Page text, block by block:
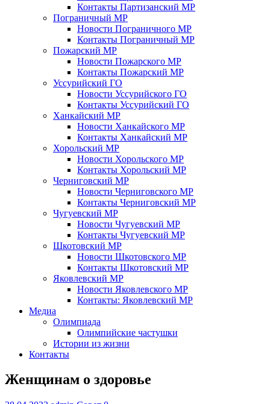
Контакты Партизанский МР
Пограничный МР
Новости Пограничного МР
Контакты Пограничный МР
Пожарский МР
Новости Пожарского МР
Контакты Пожарский МР
Уссурийский ГО
Новости Уссурийского ГО
Контакты Уссурийский ГО
Ханкайский МР
Новости Ханкайского МР
Контакты Ханкайский МР
Хорольский МР
Новости Хорольского МР
Контакты Хорольский МР
Черниговский МР
Новости Черниговского МР
Контакты Черниговский МР
Чугуевский МР
Новости Чугуевский МР
Контакты Чугуевский МР
Шкотовский МР
Новости Шкотовского МР
Контакты Шкотовский МР
Яковлевский МР
Новости Яковлевского МР
Контакты: Яковлевский МР
Медиа
Олимпиада
Олимпийские частушки
Истории из жизни
Контакты
Женщинам о здоровье